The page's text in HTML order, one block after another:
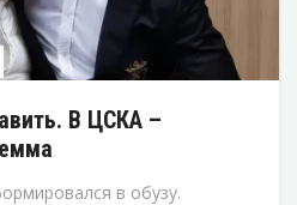
В ЦСКА –
в обузу.